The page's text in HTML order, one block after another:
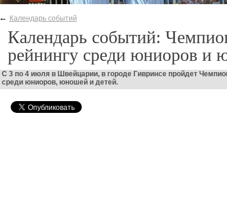
← Календарь событий
Календарь событий:
рейнингу среди юниоров и
С 3 по 4 июля в Швейцарии, в городе Гивринсе пройдет
среди юниоров, юношей и детей.